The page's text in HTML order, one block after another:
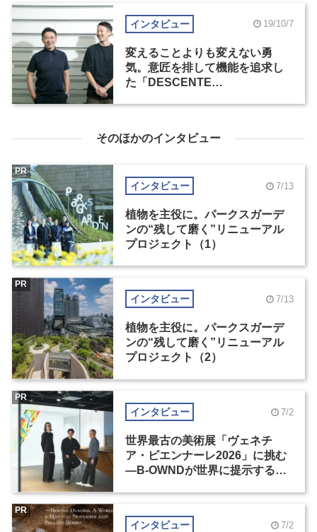
インタビュー 19/10/7
変えることよりも変えない勇
気。意匠を排して機能を追求し
た「DESCENTE
そのほかのインタビュー
インタビュー 7/13
植物を主役に。パークスガーデ
ンの“残して磨く”リニューアル
プロジェクト（1）
PR
インタビュー 7/13
植物を主役に。パークスガーデ
ンの“残して磨く”リニューアル
プロジェクト（2）
PR
インタビュー 7/2
世界最古の美術展「ヴェネチ
ア・ビエンナーレ2026」に挑む
―B-OWNDが世界に提示する美
PR
インタビュー 7/2
PR